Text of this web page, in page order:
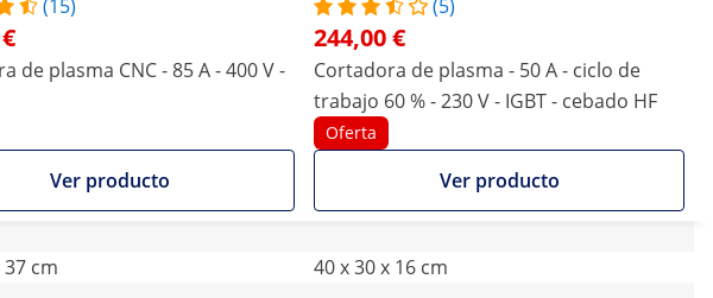
(15)
de plasma CNC - 85 A - 400 V -
Ver producto
(5)
244,00 €
Cortadora de plasma - 50 A - ciclo de
trabajo 60 % - 230 V - IGBT - cebado HF
Oferta
Ver producto
37 cm
40 x 30 x 16 cm